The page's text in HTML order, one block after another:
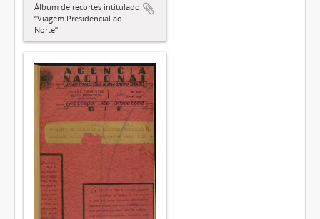
Álbum de recortes intitulado
“Viagem Presidencial ao
Norte”